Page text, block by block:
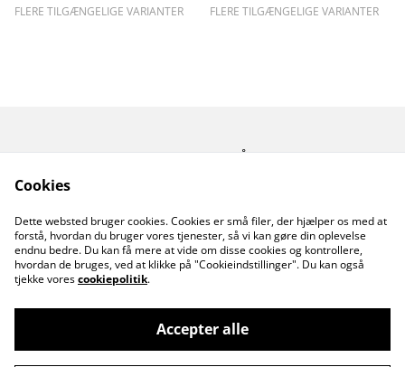
FLERE TILGÆNGELIGE VARIANTER FLERE TILGÆNGELIGE VARIANTER
Kontakt os
Åbningstider
Cookiepolitik
©2026MusicDude
Cookies
Dette websted bruger cookies. Cookies er små filer, der hjælper os med at
forstå, hvordan du bruger vores tjenester, så vi kan gøre din oplevelse
endnu bedre. Du kan få mere at vide om disse cookies og kontrollere,
hvordan de bruges, ved at klikke på "Cookieindstillinger". Du kan også
tjekke vorescookiepolitik.
Accepter alle